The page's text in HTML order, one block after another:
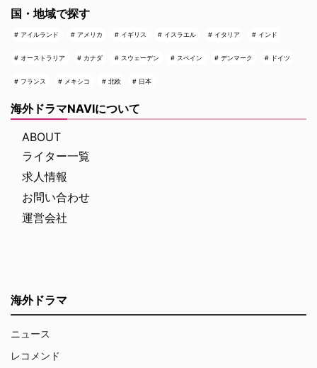
国・地域で探す
アイルランド アメリカ イギリス イスラエル イタリア インド
オーストラリア カナダ スウェーデン スペイン デンマーク ドイツ
フランス メキシコ 北欧 日本
海外ドラマNAVIについて
ABOUT
ライター一覧
求人情報
お問い合わせ
運営会社
海外ドラマ
ニュース
レコメンド